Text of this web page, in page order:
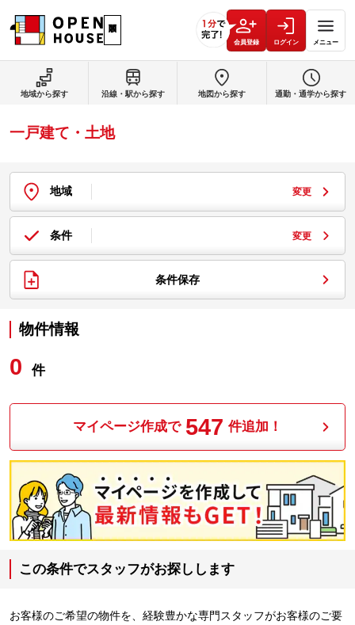
会員登録 ログイン メニュー
一戸建て・土地
地域 変更
条件 変更
条件保存
物件情報
0 件
マイページ作成で 547 件追加！
この条件でスタッフがお探しします
お客様のご希望の物件を、経験豊かな専門スタッフがお客様のご要
地域から探す 沿線・駅から探す 地図から探す 通勤・通学から探す